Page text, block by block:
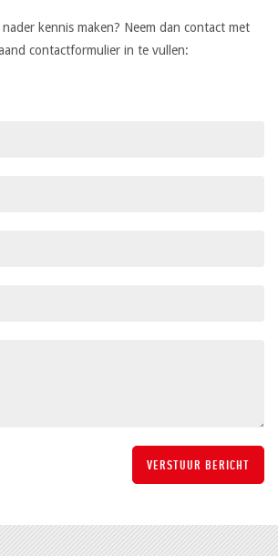
kennis maken? Neem dan contact met
contactformulier in te vullen: